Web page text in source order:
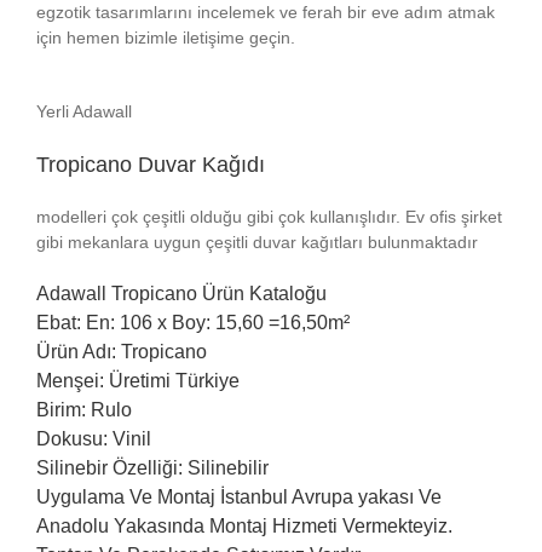
egzotik tasarımlarını incelemek ve ferah bir eve adım atmak
için hemen bizimle iletişime geçin.
Yerli Adawall
Tropicano Duvar Kağıdı
modelleri çok çeşitli olduğu gibi çok kullanışlıdır. Ev ofis şirket
gibi mekanlara uygun çeşitli duvar kağıtları bulunmaktadır
Adawall
Tropicano Ürün Kataloğu
Ebat: En: 106 x Boy: 15,60 =16,50m²
Ürün Adı: Tropicano
Menşei: Üretimi Türkiye
Birim: Rulo
Dokusu: Vinil
Silinebir Özelliği: Silinebilir
Uygulama Ve Montaj İstanbul Avrupa yakası Ve
Anadolu Yakasında Montaj Hizmeti Vermekteyiz.